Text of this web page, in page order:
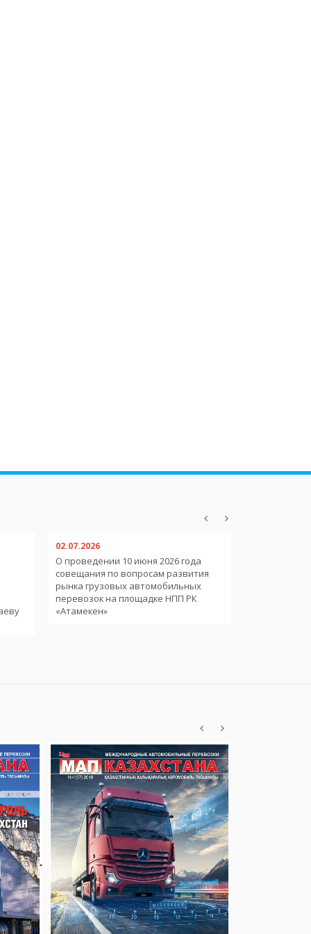
02.07.2026
О проведении 10 июня 2026 года
совещания по вопросам развития
рынка грузовых автомобильных
перевозок на площадке НПП РК
«Атамекен»